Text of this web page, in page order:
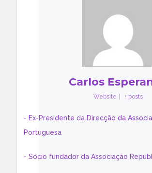
Carlos
Website + posts
- Ex-Presidente da Direcção da
Portuguesa
- Sócio fundador da Associação